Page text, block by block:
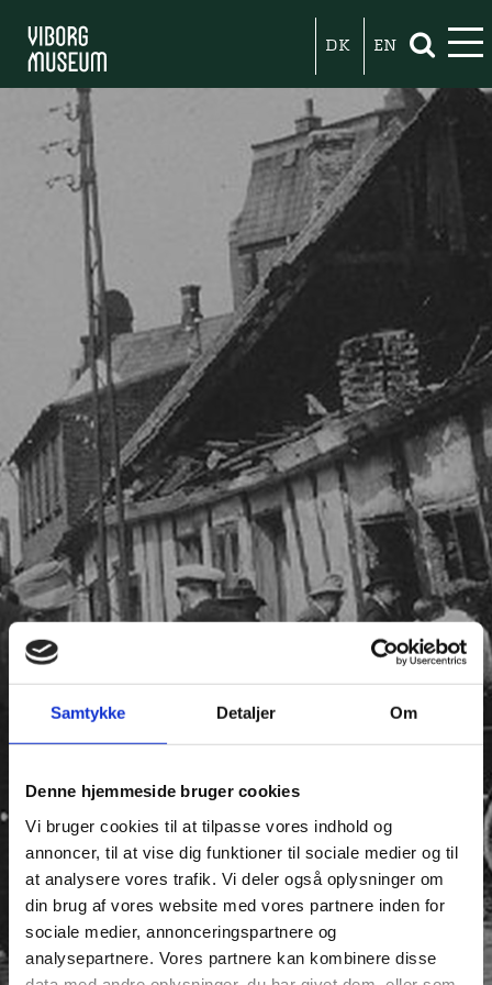
Samtykke Detaljer Om
Denne hjemmeside bruger cookies
Vi bruger cookies til at tilpasse vores indhold og
annoncer, til at vise dig funktioner til sociale medier og til
at analysere vores trafik. Vi deler også oplysninger om
din brug af vores website med vores partnere inden for
sociale medier, annonceringspartnere og
analysepartnere. Vores partnere kan kombinere disse
DK EN